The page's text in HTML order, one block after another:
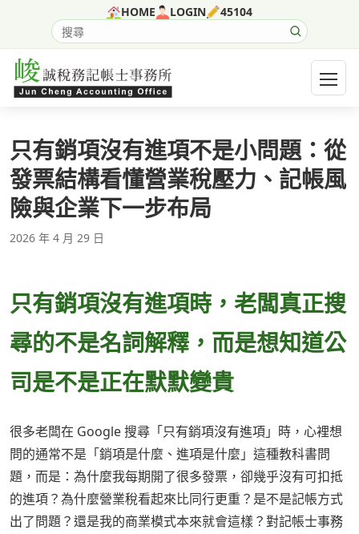
HOME LOGIN 45104
搜尋網站內容
開啟
只有銷項沒有進項不是小問題：從
發票結構看懂營業稅壓力、記帳風
險與企業下一步布局
2026 年 4 月 29 日
只有銷項沒有進項時，老闆真正搜
尋的不是名詞解釋，而是想知道公
司是不是正在默默變貴
很多老闆在 Google 搜尋「只有銷項沒有進項」時，心裡想
問的通常不是「銷項是什麼、進項是什麼」這種教科書問
題，而是：為什麼我每期開了很多發票，卻幾乎沒有可扣抵
的進項？為什麼營業稅看起來比同行更重？是不是記帳方式
出了問題？還是我的商業模式本來就會這樣？對記帳士事務